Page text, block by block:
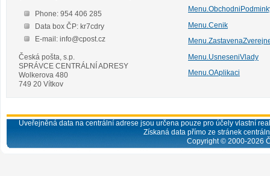
Phone: 954 406 285
Data box ČP: kr7cdry
E-mail: info@cpost.cz
Česká pošta, s.p.
SPRÁVCE CENTRÁLNÍ ADRESY
Wolkerova 480
749 20 Vítkov
Menu.Cenik
Menu.UsneseniVlady
Menu.OAplikaci
Uveřejněná data na centrální adrese jsou určena pouze pro účely vlastní
Získaná data přímo ze stránek
Copyright © 2000-2026